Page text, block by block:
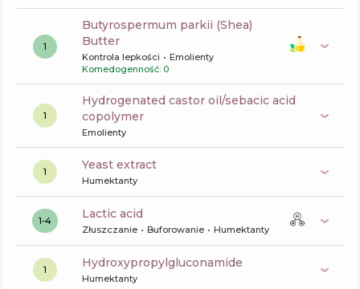
1
butyrospermum parkii (Shea)
Butter
Kontrola lepkości
Emolienty
Komedogenność: 0
1
hydrogenated castor oil/sebacic acid
copolymer
Emolienty
1 yeast extract
Humektanty
1-4 lactic acid
Złuszczanie Buforowanie Humektanty
1 hydroxypropylgluconamide
Humektanty